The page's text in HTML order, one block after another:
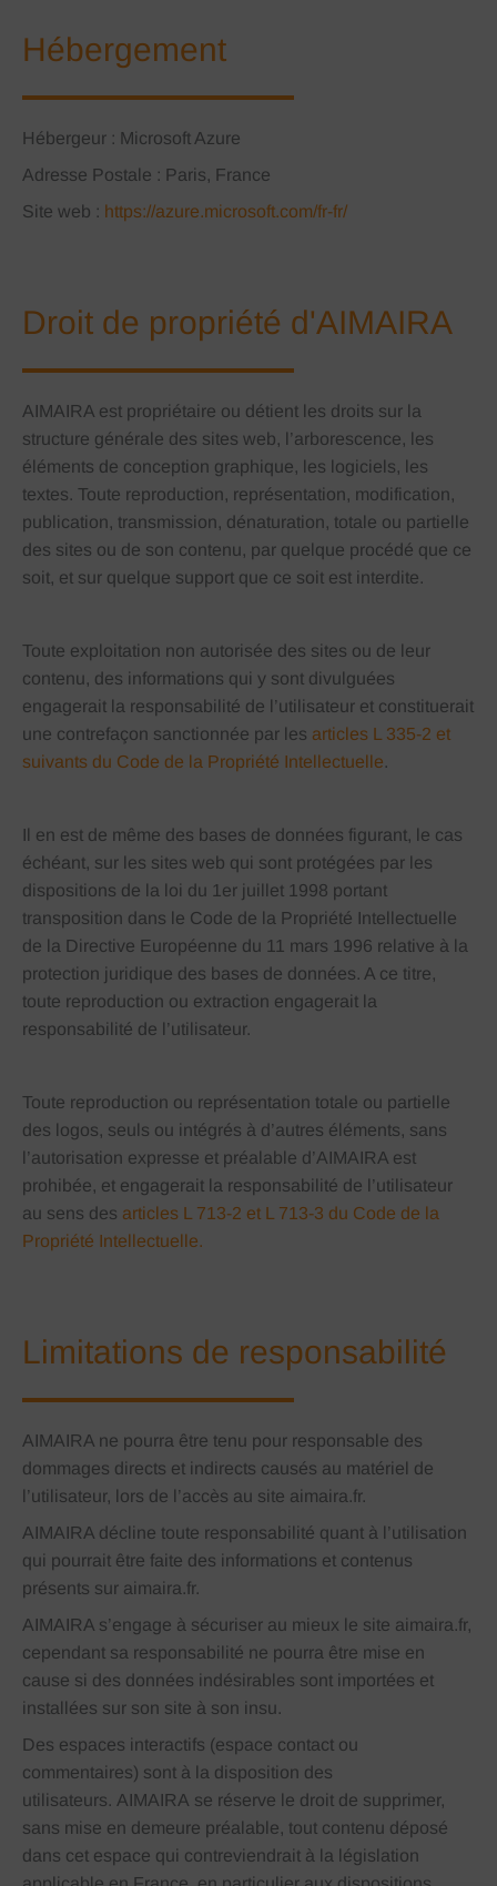
Hébergement
Hébergeur : Microsoft Azure
Adresse Postale : Paris, France
Site web : https://azure.microsoft.com/fr-fr/
Droit de propriété d'AIMAIRA
AIMAIRA est propriétaire ou détient les droits sur la
structure générale des sites web, l’arborescence, les
éléments de conception graphique, les logiciels, les
textes. Toute reproduction, représentation, modification,
publication, transmission, dénaturation, totale ou partielle
des sites ou de son contenu, par quelque procédé que ce
soit, et sur quelque support que ce soit est interdite.
Toute exploitation non autorisée des sites ou de leur
contenu, des informations qui y sont divulguées
engagerait la responsabilité de l’utilisateur et constituerait
une contrefaçon sanctionnée par les articles L 335-2 et
suivants du Code de la Propriété Intellectuelle.
Il en est de même des bases de données figurant, le cas
échéant, sur les sites web qui sont protégées par les
dispositions de la loi du 1er juillet 1998 portant
transposition dans le Code de la Propriété Intellectuelle
de la Directive Européenne du 11 mars 1996 relative à la
protection juridique des bases de données. A ce titre,
toute reproduction ou extraction engagerait la
responsabilité de l’utilisateur.
Toute reproduction ou représentation totale ou partielle
des logos, seuls ou intégrés à d’autres éléments, sans
l’autorisation expresse et préalable d’AIMAIRA est
prohibée, et engagerait la responsabilité de l’utilisateur
au sens des articles L 713-2 et L 713-3 du Code de la
Propriété Intellectuelle.
Limitations de responsabilité
AIMAIRA ne pourra être tenu pour responsable des
dommages directs et indirects causés au matériel de
l’utilisateur, lors de l’accès au site aimaira.fr.
AIMAIRA décline toute responsabilité quant à l’utilisation
qui pourrait être faite des informations et contenus
présents sur aimaira.fr.
AIMAIRA s’engage à sécuriser au mieux le site aimaira.fr,
cependant sa responsabilité ne pourra être mise en
cause si des données indésirables sont importées et
installées sur son site à son insu.
Des espaces interactifs (espace contact ou
commentaires) sont à la disposition des
utilisateurs. AIMAIRA se réserve le droit de supprimer,
sans mise en demeure préalable, tout contenu déposé
dans cet espace qui contreviendrait à la législation